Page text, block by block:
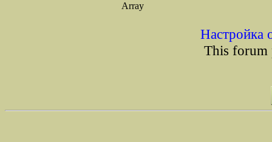
Array
Настройка
This